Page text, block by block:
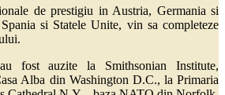
de prestigiu in Austria, Germania si
si Statele Unite, vin sa completeze
fost auzite la Smithsonian Institute,
Alba din Washington D.C., la Primaria